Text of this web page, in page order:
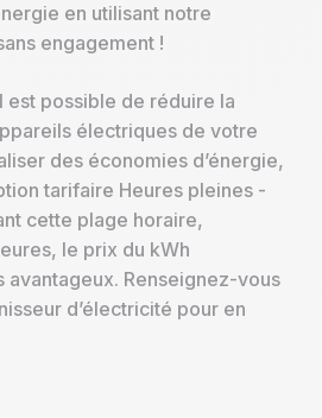
en utilisant notre
engagement !
est possible de réduire la
électriques de votre
des économies d’énergie,
tarifaire Heures pleines -
cette plage horaire,
le prix du kWh
avantageux. Renseignez-vous
d’électricité pour en